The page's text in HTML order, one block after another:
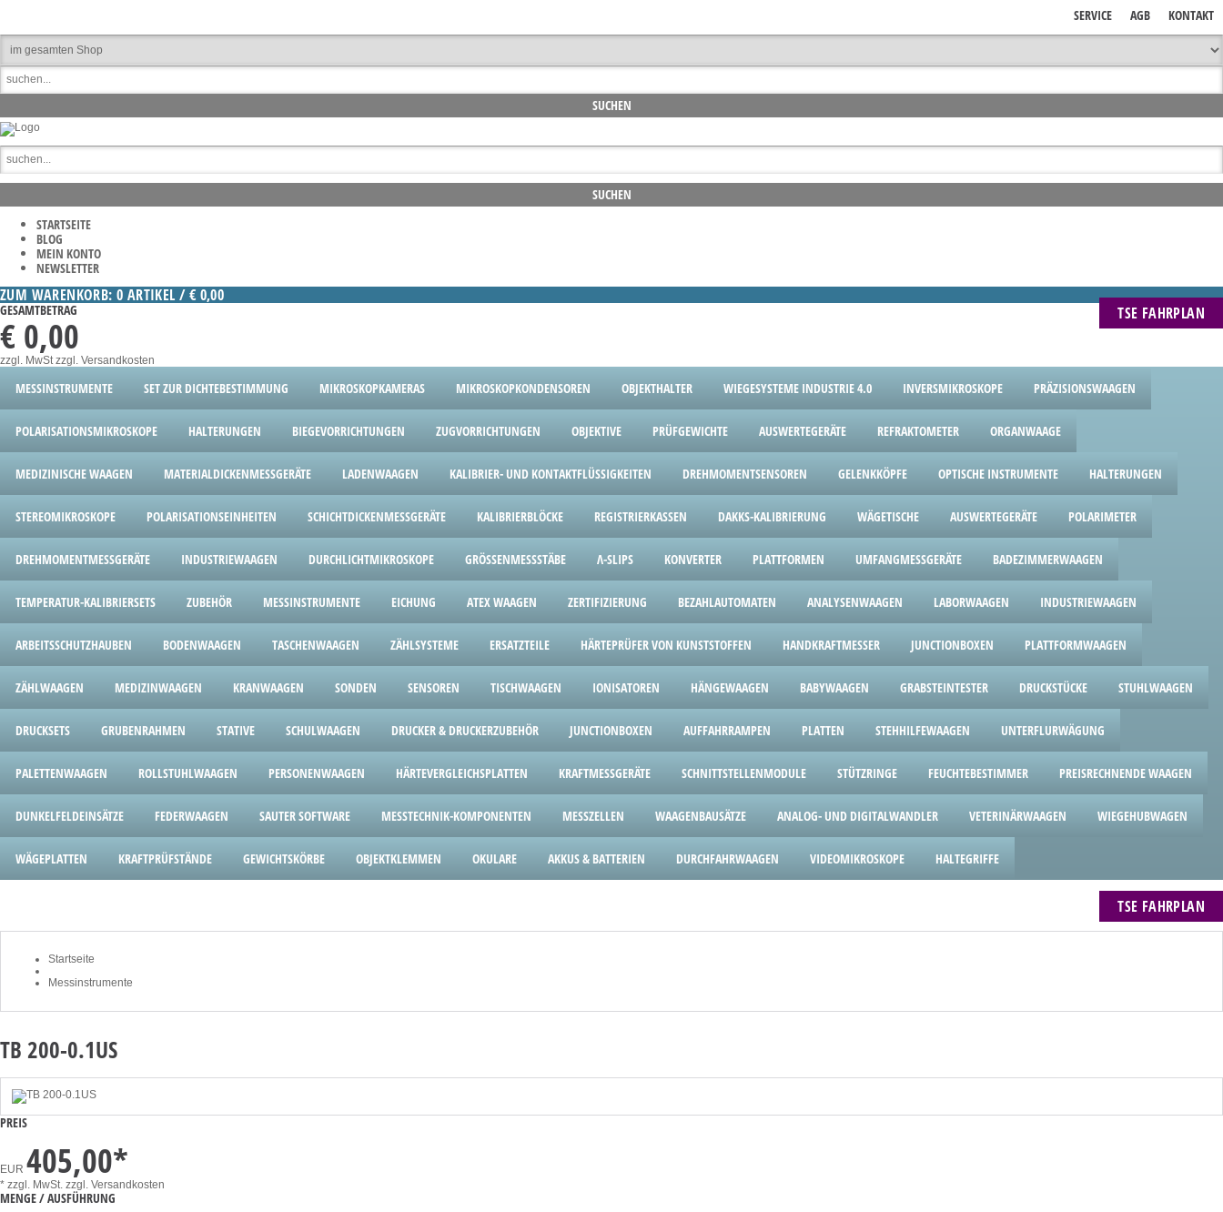
KONTAKT
AGB
SERVICE
STARTSEITE
BLOG
MEIN KONTO
NEWSLETTER
TSE FAHRPLAN
ZUM WARENKORB: 0 ARTIKEL / € 0,00
GESAMTBETRAG
€ 0,00
zzgl. MwStzzgl. Versandkosten
MESSINSTRUMENTE SET ZUR DICHTEBESTIMMUNG MIKROSKOPKAMERAS MIKROSKOPKONDENSOREN OBJEKTHALTER WIEGESYSTEME INDUSTRIE 4.0 INVERSMIKROSKOPE PRÄZISIONSWAAGEN
POLARISATIONSMIKROSKOPE HALTERUNGEN BIEGEVORRICHTUNGEN ZUGVORRICHTUNGEN OBJEKTIVE PRÜFGEWICHTE AUSWERTEGERÄTE REFRAKTOMETER ORGANWAAGE
MEDIZINISCHE WAAGEN MATERIALDICKENMESSGERÄTE LADENWAAGEN KALIBRIER- UND KONTAKTFLÜSSIGKEITEN DREHMOMENTSENSOREN GELENKKÖPFE OPTISCHE INSTRUMENTE HALTERUNGEN
STEREOMIKROSKOPE POLARISATIONSEINHEITEN SCHICHTDICKENMESSGERÄTE KALIBRIERBLÖCKE REGISTRIERKASSEN DAKKS-KALIBRIERUNG WÄGETISCHE AUSWERTEGERÄTE POLARIMETER
DREHMOMENTMESSGERÄTE INDUSTRIEWAAGEN DURCHLICHTMIKROSKOPE GRÖSSENMESSSTÄBE Λ-SLIPS KONVERTER PLATTFORMEN UMFANGMESSGERÄTE BADEZIMMERWAAGEN
TEMPERATUR-KALIBRIERSETS ZUBEHÖR MESSINSTRUMENTE EICHUNG ATEX WAAGEN ZERTIFIZIERUNG BEZAHLAUTOMATEN ANALYSENWAAGEN LABORWAAGEN INDUSTRIEWAAGEN
ARBEITSSCHUTZHAUBEN BODENWAAGEN TASCHENWAAGEN ZÄHLSYSTEME ERSATZTEILE HÄRTEPRÜFER VON KUNSTSTOFFEN HANDKRAFTMESSER JUNCTIONBOXEN PLATTFORMWAAGEN
ZÄHLWAAGEN MEDIZINWAAGEN KRANWAAGEN SONDEN SENSOREN TISCHWAAGEN IONISATOREN HÄNGEWAAGEN BABYWAAGEN GRABSTEINTESTER DRUCKSTÜCKE STUHLWAAGEN
DRUCKSETS GRUBENRAHMEN STATIVE SCHULWAAGEN DRUCKER & DRUCKERZUBEHÖR JUNCTIONBOXEN AUFFAHRRAMPEN PLATTEN STEHHILFEWAAGEN UNTERFLURWÄGUNG
PALETTENWAAGEN ROLLSTUHLWAAGEN PERSONENWAAGEN HÄRTEVERGLEICHSPLATTEN KRAFTMESSGERÄTE SCHNITTSTELLENMODULE STÜTZRINGE FEUCHTEBESTIMMER PREISRECHNENDE WAAGEN
DUNKELFELDEINSÄTZE FEDERWAAGEN SAUTER SOFTWARE MESSTECHNIK-KOMPONENTEN MESSZELLEN WAAGENBAUSÄTZE ANALOG- UND DIGITALWANDLER VETERINÄRWAAGEN WIEGEHUBWAGEN
WÄGEPLATTEN KRAFTPRÜFSTÄNDE GEWICHTSKÖRBE OBJEKTKLEMMEN OKULARE AKKUS & BATTERIEN DURCHFAHRWAAGEN VIDEOMIKROSKOPE HALTEGRIFFE
TSE FAHRPLAN
Startseite
Messinstrumente
TB 200-0.1US
PREIS
EUR 405,00*
* zzgl. MwSt. zzgl. Versandkosten
MENGE / AUSFÜHRUNG